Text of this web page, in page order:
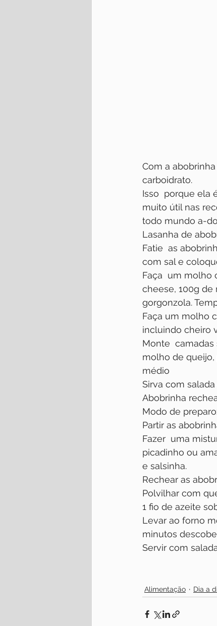
Com a
carboidrato.
Isso  porque ela
muito útil nas
todo mundo a-
⁠⁠⁠Lasanha de
Fatie  as
com sal e
Faça  um molho
cheese, 100g de
gorgonzola.
Faça um molho
incluindo cheiro
Monte
molho de queijo,
médio
Sirva com
Abobrinha
Modo de
Partir as
Fazer  uma
picadinho ou
e salsinha.
Rechear as
Polvilhar com
1 fio de azeite
Levar ao forno
minutos
Servir com
Alimentação Dia a